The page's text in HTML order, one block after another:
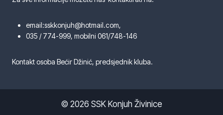
email:sskkonjuh@hotmail.com,
035 / 774-999, mobilni 061/748-146
Kontakt osoba Bećir Džinić, predsjednik kluba.
© 2026 SSK Konjuh Živinice